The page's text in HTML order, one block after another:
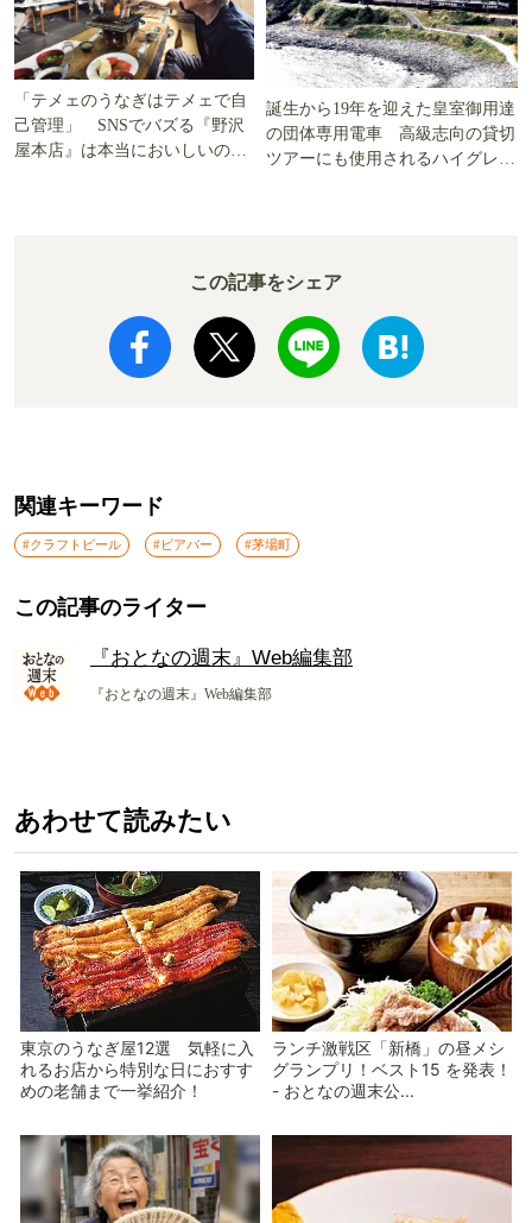
「テメェのうなぎはテメェで自
己管理」 SNSでバズる『野沢
屋本店』は本当においしいの
誕生から19年を迎えた皇室御用達
の団体専用電車 高級志向の貸切
ツアーにも使用されるハイグレー
この記事をシェア
関連キーワード
#クラフトビール #ビアバー #茅場町
この記事のライター
『おとなの週末』Web編集部
『おとなの週末』Web編集部
あわせて読みたい
東京のうなぎ屋12選 気軽に入
れるお店から特別な日におすす
めの老舗まで一挙紹介！
ランチ激戦区「新橋」の昼メシ
グランプリ！ベスト15 を発表！
- おとなの週末公...